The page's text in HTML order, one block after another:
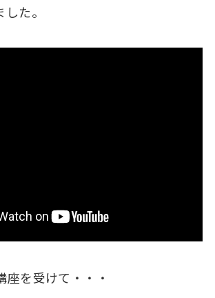
た。
を受けて・・・